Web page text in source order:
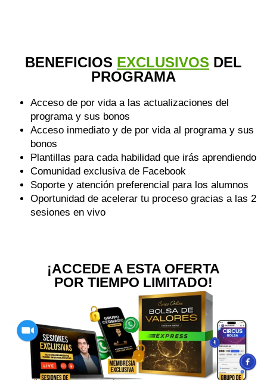
BENEFICIOS EXCLUSIVOS DEL
PROGRAMA
Acceso de por vida a las actualizaciones del
programa y sus bonos
Acceso inmediato y de por vida al programa y sus
bonos
Plantillas para cada habilidad que irás aprendiendo
Comunidad exclusiva de Facebook
Soporte y atención preferencial para los alumnos
Oportunidad de acelerar tu proceso gracias a las 2
sesiones en vivo
¡ACCEDE A ESTA OFERTA
POR TIEMPO LIMITADO!